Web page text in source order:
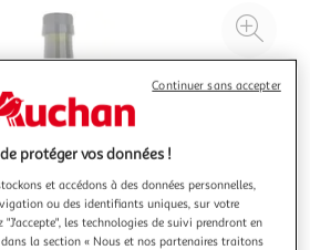
à
protéger vos données !
et accédons à des données personnelles,
ou des identifiants uniques, sur votre
"J'accepte", les technologies de suivi prendront en
la section « Nous et nos partenaires traitons
Continuer sans accepter